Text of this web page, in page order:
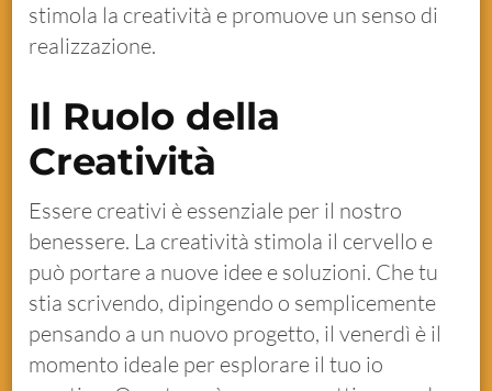
stimola la creatività e promuove un senso di
realizzazione.
Il Ruolo della
Creatività
Essere creativi è essenziale per il nostro
benessere. La creatività stimola il cervello e
può portare a nuove idee e soluzioni. Che tu
stia scrivendo, dipingendo o semplicemente
pensando a un nuovo progetto, il venerdì è il
momento ideale per esplorare il tuo io